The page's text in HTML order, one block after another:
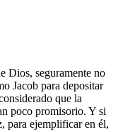
Dios, seguramente no
Jacob para depositar
que la
poco promisorio. Y si
para ejemplificar en él,